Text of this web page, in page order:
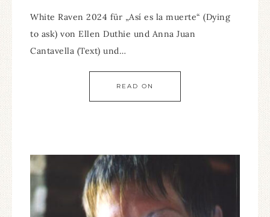
White Raven 2024 für „Así es la muerte“ (Dying
to ask) von Ellen Duthie und Anna Juan
Cantavella (Text) und…
READ ON